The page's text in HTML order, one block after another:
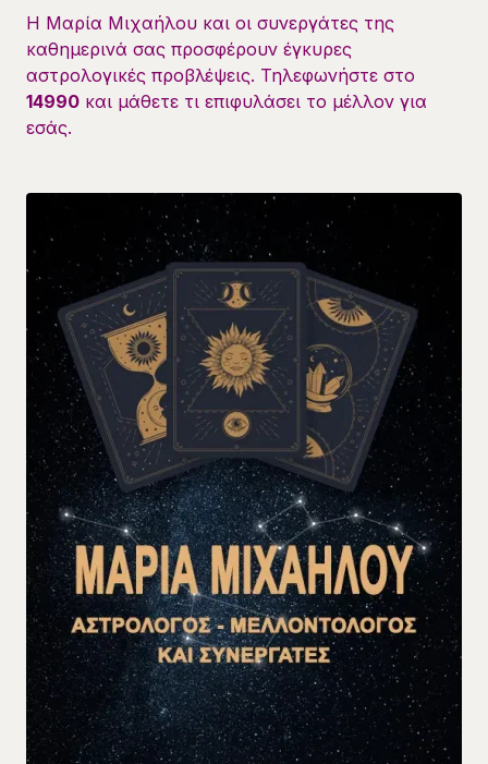
Η Μαρία Μιχαήλου και οι συνεργάτες της
καθημερινά σας προσφέρουν έγκυρες
αστρολογικές προβλέψεις. Τηλεφωνήστε στο
14990 και μάθετε τι επιφυλάσει το μέλλον για
εσάς.